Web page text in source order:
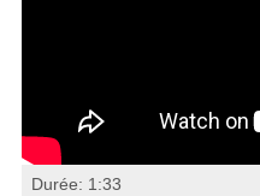
Durée: 1:33